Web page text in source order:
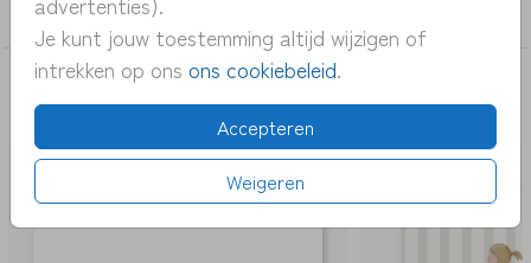
Je kunt jouw toestemming altijd wijzigen of
intrekken op ons ons cookiebeleid.
Accepteren
Weigeren
jongen
DEZE KAARTEN VIND JE MISSCHIEN OOK
LEUK